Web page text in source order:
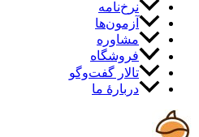
نرخ‌نامه
آزمون‌ها
مشاوره
فروشگاه
تالار گفت‌وگو
دربارهٔ ما